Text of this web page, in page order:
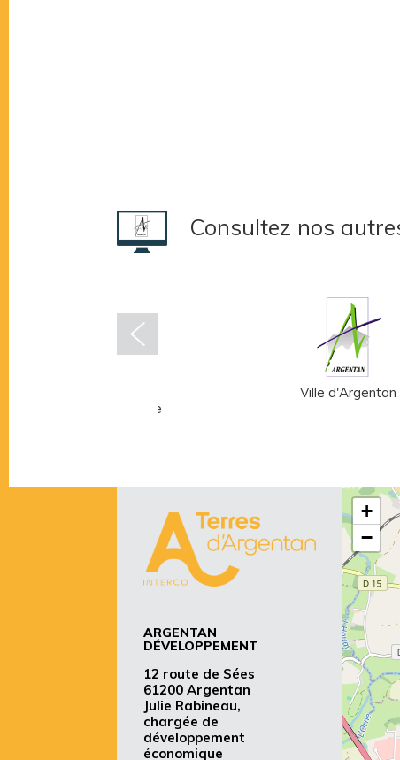
Consultez nos
Léger - André Mare
Ville d'Argentan
ARGENTAN
DÉVELOPPEMENT
12 route de Sées
61200 Argentan
Julie Rabineau,
chargée de
développement
économique
+
−